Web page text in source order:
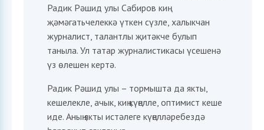
Радик Рәшид улы Сабиров киң
җәмәгатьчелеккә үткен сүзле, халыкчан
журналист, талантлы җитәкче булып
таныла. Ул татар журналистикасы үсешенә
үз өлешен кертә.
Радик Рәшид улы – тормышта да якты,
кешелекле, ачык, киң күңелле, оптимист кеше
иде. Аның якты истәлеге күңелләребездә